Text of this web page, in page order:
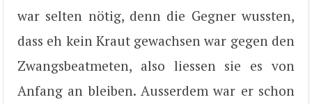
war selten nötig, denn die Gegner wussten,
dass eh kein Kraut gewachsen war gegen den
Zwangsbeatmeten, also liessen sie es von
Anfang an bleiben. Ausserdem war er schon